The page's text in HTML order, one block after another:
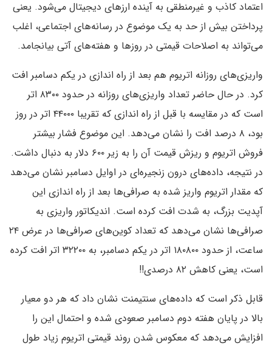
اعتماد کاذب و غیرمنطقی به آینده ارزهای دیجیتال می‌شود. یعنی
پرداختن بیش از حد به یک موضوع در رسانه‌های اجتماعی، اغلب
می‌تواند به اصلاحات قیمتی در روزها و هفته‌های آتی بیانجامد.
واریزی‌های روزانه اتریوم هم بعد از راه اندازی در یکم دسامبر افت
کرد. در حال حاضر تعداد واریزی‌های روزانه در حدود ۸۳۰۰ اتر
است که در مقایسه با قبل از راه اندازی که تقریبا ۴۴۰۰۰ اتر در روز
بود، ۸ درصد افت را نشان می‌دهد. این موضوع فشار بیشتر
فروش اتریوم و ریزش قیمت آن را به زیر ۶۰۰ دلار به دنبال داشت.
در نتیجه، داده‌های درون زنجیره‌ای در اوایل دسامبر نشان می‌دهد
که مقدار اتریوم واریز شده به صرافی‌ها بعد از راه اندازی این
آپدیت بزرگ، به شدت افت کرده است. اندیکاتور واریزی به
صرافی‌ها نشان می‌دهد که تعداد کوین‌های صرافی‌ها در عرض ۲۴
ساعت، از حدود ۱۸۰۸۰۰ اتر در یکم دسامبر، به ۳۲۲۰۰ اتر افت کرده
است، یعنی کاهش ۸۲ درصدی!!
قابل ذکر است که داده‌های سنتیمنت نشان داد که هر دو معیار
بالا در پایان هفته دوم دسامبر صعودی شده و احتمال این را
افزایش می‌دهد که معکوس شدن روند قیمتی اتریوم زیاد طول